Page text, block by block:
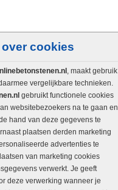
cookies
, maakt gebruik
vergelijkbare technieken.
gebruikt functionele cookies
websitebezoekers na te gaan en
hand van deze gegevens te
plaatsen derden marketing
advertenties te
van marketing cookies
verwerkt. Je geeft
deze verwerking wanneer je